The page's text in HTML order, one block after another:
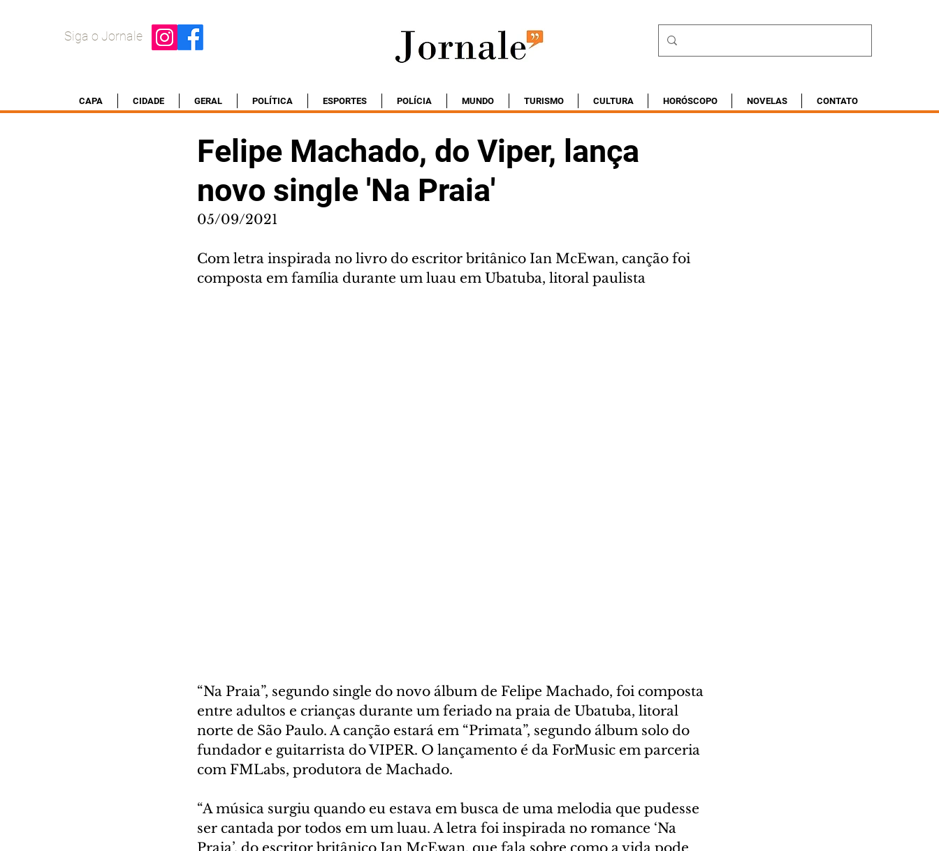
Siga o Jornale
CAPA CIDADE GERAL POLÍTICA ESPORTES POLÍCIA MUNDO TURISMO CULTURA HORÓSCOPO NOVELAS CONTATO
Felipe Machado, do Viper, lança
novo single 'Na Praia'
05/09/2021
Com letra inspirada no livro do escritor britânico Ian McEwan, canção foi
composta em família durante um luau em Ubatuba, litoral paulista
“Na Praia”, segundo single do novo álbum de Felipe Machado, foi composta
entre adultos e crianças durante um feriado na praia de Ubatuba, litoral
norte de São Paulo. A canção estará em “Primata”, segundo álbum solo do
fundador e guitarrista do VIPER. O lançamento é da ForMusic em parceria
com FMLabs, produtora de Machado.
“A música surgiu quando eu estava em busca de uma melodia que pudesse
ser cantada por todos em um luau. A letra foi inspirada no romance ‘Na
Praia’, do escritor britânico Ian McEwan, que fala sobre como a vida pode